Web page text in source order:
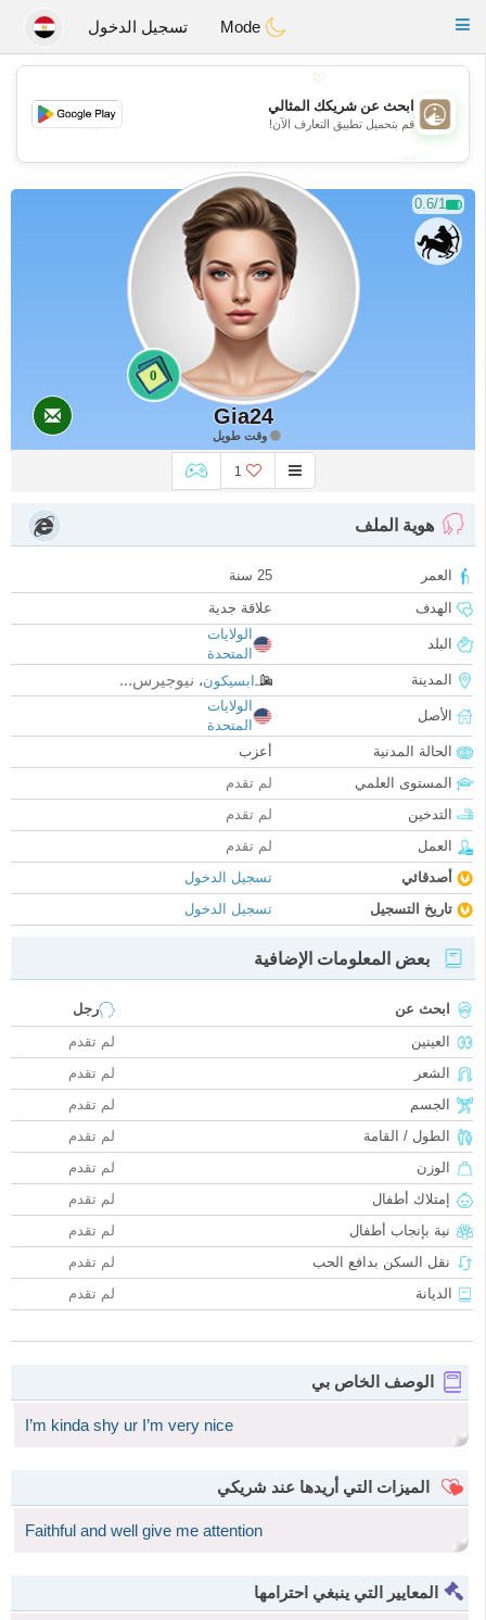
Bahebik
Toggle
تسجيل الدخول
💖
💕
ابحث عن شريكك المثالي
قم بتحميل تطبيق التعارف الآن!
0.6/1
0
Gia24
وقت طويل
1
هوية الملف
العمر
25 سنة
الهدف
علاقة جدية
البلد
الولايات
المتحدة
المدينة
ابسيكون، نيوجيرس...
الأصل
الولايات
المتحدة
الحالة المدنية
أعزب
المستوى العلمي
لم تقدم
التدخين
لم تقدم
العمل
لم تقدم
أصدقائي
تسجيل الدخول
تاريخ التسجيل
تسجيل الدخول
بعض المعلومات الإضافية
ابحث عن
رجل
العينين
لم تقدم
الشعر
لم تقدم
الجسم
لم تقدم
الطول / القامة
لم تقدم
الوزن
لم تقدم
إمتلاك أطفال
لم تقدم
نية بإنجاب أطفال
لم تقدم
نقل السكن بدافع الحب
لم تقدم
الديانة
لم تقدم
الوصف الخاص بي
I’m kinda shy ur I’m very nice
الميزات التي أريدها عند شريكي
Faithful and well give me attention
المعايير التي ينبغي احترامها